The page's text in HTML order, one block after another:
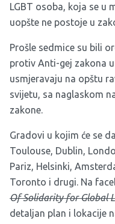
LGBT osoba, koja se u
uopšte ne postoje u
Prošle sedmice su bili
protiv Anti-gej zakona
usmjeravaju na opštu
svijetu, sa naglaskom
zakone.
Gradovi u kojim će se
Toulouse, Dublin,
Pariz, Helsinki,
Toronto i drugi. Na
Of Solidarity for Global
detaljan plan i lokacije